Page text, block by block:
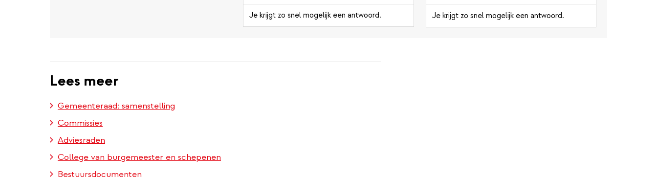
Je krijgt zo snel mogelijk een antwoord. Je krijgt zo snel mogelijk een antwoord.
Lees meer
Gemeenteraad: samenstelling
Commissies
Adviesraden
College van burgemeester en schepenen
Bestuursdocumenten